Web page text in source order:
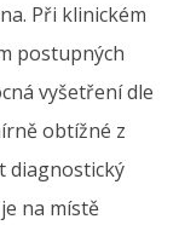
Při klinickém
postupných
vyšetření dle
obtížné z
diagnostický
na místě